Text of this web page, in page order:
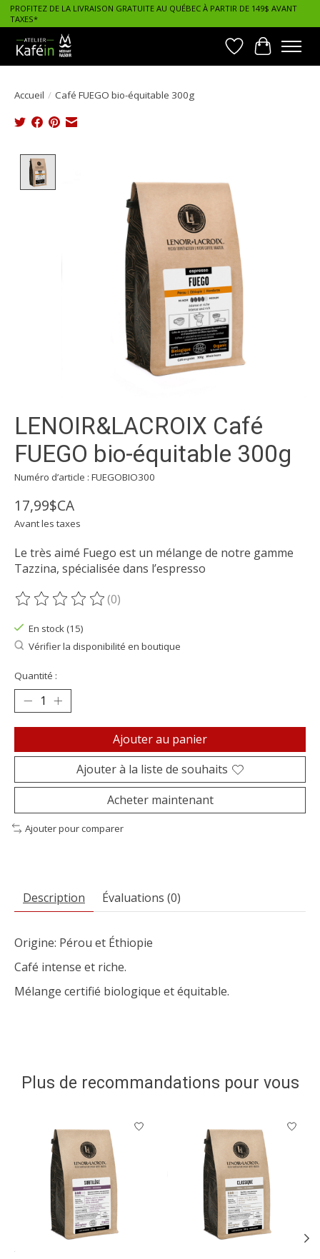
PROFITEZ DE LA LIVRAISON GRATUITE AU QUÉBEC À PARTIR DE 149$ AVANT
TAXES*
Liste dePanier
Accueil / Café FUEGO bio-équitable 300g
LENOIR&LACROIX Café
FUEGO bio-équitable 300g
Numéro d’article : FUEGOBIO300
17,99$CA
Avant les taxes
Le très aimé Fuego est un mélange de notre gamme
Tazzina, spécialisée dans l’espresso
Ce produit est évalué à
(0)
En stock (15)
Vérifier la disponibilité en boutique
Quantité :
Ajouter au panier
Ajouter à la liste de souhaits
Acheter maintenant
Ajouter pour comparer
Description Évaluations (0)
Origine: Pérou et Éthiopie
Café intense et riche.
Mélange certifié biologique et équitable.
Plus de recommandations pour vous
Articles du carrousel de produits